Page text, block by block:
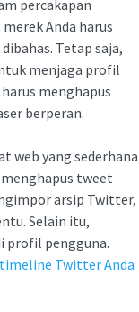
percakapan
Anda harus
Tetap saja,
menjaga profil
menghapus
berperan.
web yang sederhana
tweet
arsip Twitter,
Selain itu,
profil pengguna.
Twitter Anda